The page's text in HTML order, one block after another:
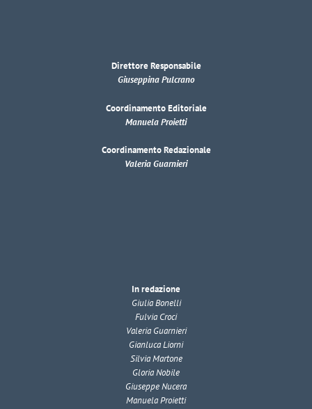
Direttore Responsabile
Giuseppina Pulcrano
Coordinamento Editoriale
Manuela Proietti
Coordinamento Redazionale
Valeria Guarnieri
In redazione
Giulia Bonelli
Fulvia Croci
Valeria Guarnieri
Gianluca Liorni
Silvia Martone
Gloria Nobile
Giuseppe Nucera
Manuela Proietti